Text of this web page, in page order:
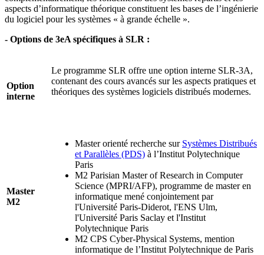
aspects d’informatique théorique constituent les bases de l’ingénierie
du logiciel pour les systèmes « à grande échelle ».
- Options de 3eA spécifiques à SLR :
Option
interne
Le programme SLR offre une option interne SLR-3A,
contenant des cours avancés sur les aspects pratiques et
théoriques des systèmes logiciels distribués modernes.
Master
M2
Master orienté recherche sur Systèmes Distribués
et Parallèles (PDS) à l’Institut Polytechnique
Paris
M2 Parisian Master of Research in Computer
Science (MPRI/AFP), programme de master en
informatique mené conjointement par
l'Université Paris-Diderot, l'ENS Ulm,
l'Université Paris Saclay et l'Institut
Polytechnique Paris
M2 CPS Cyber-Physical Systems, mention
informatique de l’Institut Polytechnique de Paris